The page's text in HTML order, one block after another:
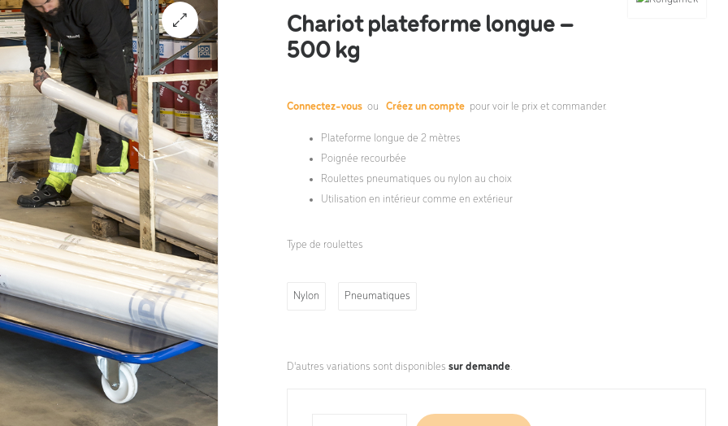
Chariot plateforme longue –
500 kg
Connectez-vous ou Créez un compte pour voir le prix et commander.
Plateforme longue de 2 mètres
Poignée recourbée
Roulettes pneumatiques ou nylon au choix
Utilisation en intérieur comme en extérieur
Type de roulettes
Nylon Pneumatiques
D'autres variations sont disponibles sur demande.